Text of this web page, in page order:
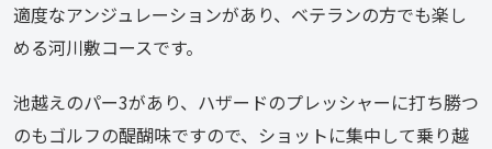
適度なアンジュレーションがあり、ベテランの方でも楽し
める河川敷コースです。
池越えのパー3があり、ハザードのプレッシャーに打ち勝つ
のもゴルフの醍醐味ですので、ショットに集中して乗り越